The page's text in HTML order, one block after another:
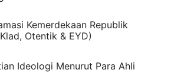
Kemerdekaan Republik
Otentik & EYD)
Ideologi Menurut Para Ahli